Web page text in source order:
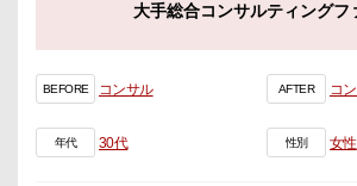
大手総合コンサルティングフ
BEFORE コンサル AFTER コ
年代 30代 性別 女性